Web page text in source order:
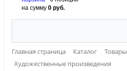
на сумму0 руб.
Главная страница Каталог
Товары
Художественные произведения